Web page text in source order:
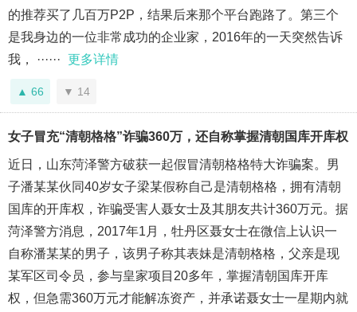
的推荐买了几百万P2P，结果后来那个平台跑路了。第三个
是我身边的一位非常成功的企业家，2016年的一天突然告诉
我， ······ 更多详情
66 14
女子冒充“清朝格格”诈骗360万，还自称掌握清朝国库开库权
近日，山东菏泽警方破获一起假冒清朝格格特大诈骗案。男
子潘某某伙同40岁女子梁某假称自己是清朝格格，拥有清朝
国库的开库权，诈骗受害人聂女士及其朋友共计360万元。据
菏泽警方消息，2017年1月，牡丹区聂女士在微信上认识一
自称潘某某的男子，该男子称其表妹是清朝格格，父亲是现
某军区司令员，参与皇家项目20多年，掌握清朝国库开库
权，但急需360万元才能解冻资产，并承诺聂女士一星期内就